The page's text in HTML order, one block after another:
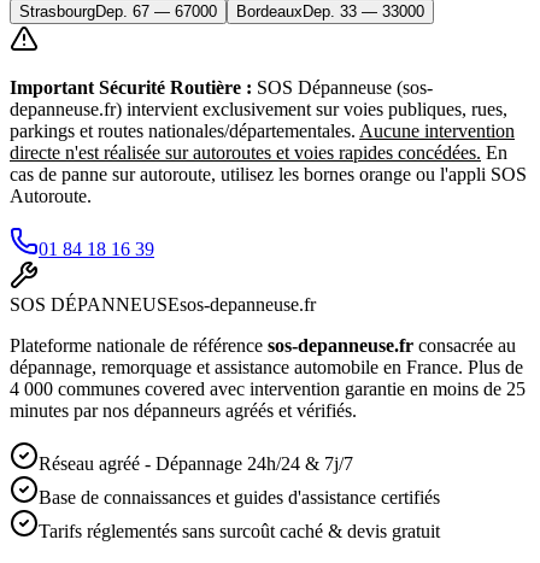
StrasbourgDep. 67 — 67000 Bordeaux Dep. 33 — 33000
Important Sécurité Routière : SOS Dépanneuse (sos-
depanneuse.fr) intervient exclusivement sur voies publiques, rues,
parkings et routes nationales/départementales. Aucune intervention
directe n'est réalisée sur autoroutes et voies rapides concédées. En
cas de panne sur autoroute, utilisez les bornes orange ou l'appli SOS
Autoroute.
01 84 18 16 39
SOS DÉPANNEUSEsos-depanneuse.fr
Plateforme nationale de référence sos-depanneuse.fr consacrée au
dépannage, remorquage et assistance automobile en France. Plus de
4 000 communes covered avec intervention garantie en moins de 25
minutes par nos dépanneurs agréés et vérifiés.
Réseau agréé - Dépannage 24h/24 & 7j/7
Base de connaissances et guides d'assistance certifiés
Tarifs réglementés sans surcoût caché & devis gratuit